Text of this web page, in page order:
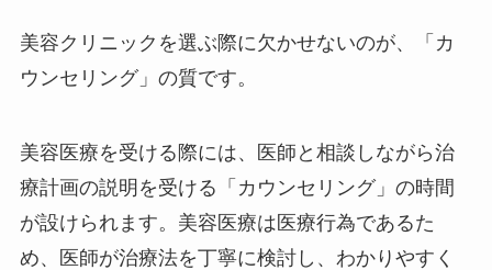
美容クリニックを選ぶ際に欠かせないのが、「カ
ウンセリング」の質です。
美容医療を受ける際には、医師と相談しながら治
療計画の説明を受ける「カウンセリング」の時間
が設けられます。美容医療は医療行為であるた
め、医師が治療法を丁寧に検討し、わかりやすく